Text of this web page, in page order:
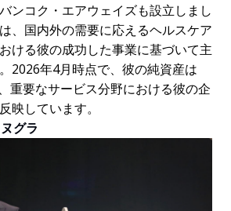
ンコク・エアウェイズも設立しまし
、国内外の需要に応えるヘルスケア
ける彼の成功した事業に基づいて主
2026年4月時点で、彼の純資産は
重要なサービス分野における彼の企
映しています。
グラ